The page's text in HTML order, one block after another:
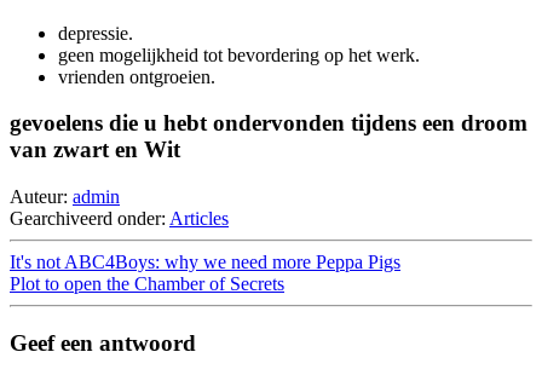
depressie.
geen mogelijkheid tot bevordering op het werk.
vrienden ontgroeien.
gevoelens die u hebt ondervonden tijdens een droom
van zwart en Wit
Auteur: admin
Gearchiveerd onder: Articles
It's not ABC4Boys: why we need more Peppa Pigs
Plot to open the Chamber of Secrets
Geef een antwoord